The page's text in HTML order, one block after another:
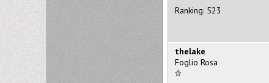
Ranking: 523
thelake
Foglio Rosa